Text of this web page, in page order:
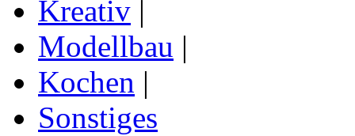
Kreativ |
Modellbau |
Kochen |
Sonstiges